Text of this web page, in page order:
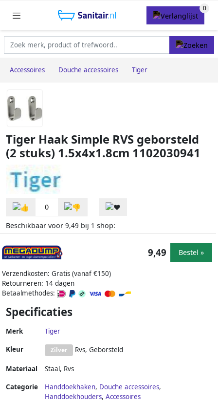
Accessoires Douche accessoires Tiger
Tiger Haak Simple RVS geborsteld
(2 stuks) 1.5x4x1.8cm 1102030941
0
Beschikbaar voor 9,49 bij 1 shop:
Verzendkosten: Gratis (vanaf €150)
Retourneren: 14 dagen
Betaalmethodes:
9,49 Bestel »
Specificaties
Merk Tiger
Kleur Zilver Rvs, Geborsteld
Materiaal Staal, Rvs
Categorie Handdoekhaken, Douche accessoires,
Handdoekhouders, Accessoires